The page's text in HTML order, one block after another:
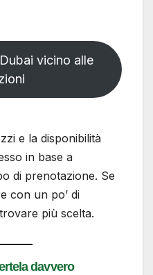
vicino alle
e la disponibilità
in base a
di prenotazione. Se
con un po’ di
più scelta.
davvero